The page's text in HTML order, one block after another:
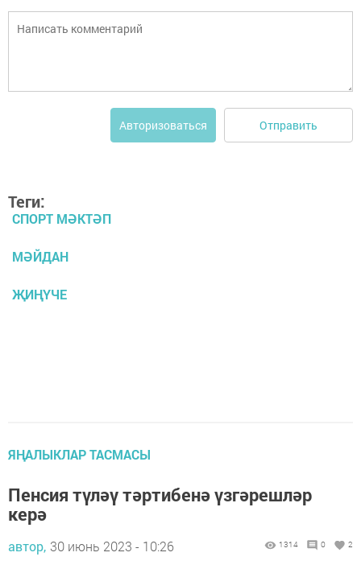
Авторизоваться Отправить
Теги:
СПОРТ МӘКТӘП
МӘЙДАН
ҖИҢҮЧЕ
ЯҢАЛЫКЛАР ТАСМАСЫ
Пенсия түләү тәртибенә үзгәрешләр
керә
автор, 30 июнь 2023 - 10:26 1314 0 2